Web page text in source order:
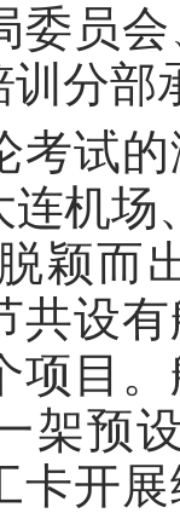
委员
分部
试的
机
颖而
共设
项目
架预
卡开